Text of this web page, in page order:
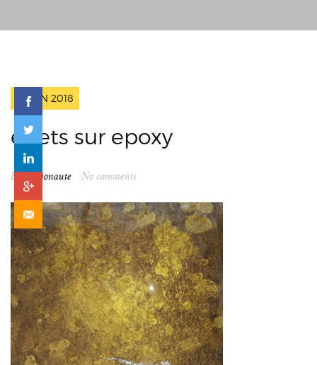
2 JUIN 2018
effets sur epoxy
By spationaute No comments